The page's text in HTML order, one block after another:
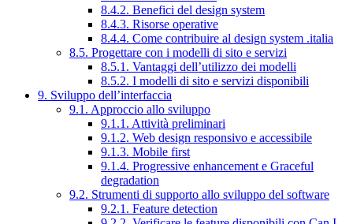
8.4.2. Benefici del design system
8.4.3. Risorse operative
8.4.4. Come contribuire al design system .italia
8.5. Progettare con i modelli di sito e servizi
8.5.1. Vantaggi dell’utilizzo dei modelli
8.5.2. I modelli di sito e servizi disponibili
9. Sviluppo dell’interfaccia
9.1. Approccio allo sviluppo
9.1.1. Attività preliminari
9.1.2. Web design responsivo e accessibile
9.1.3. Mobile first
9.1.4. Progressive enhancement e Graceful
degradation
9.2. Strumenti di supporto allo sviluppo del software
9.2.1. Feature detection